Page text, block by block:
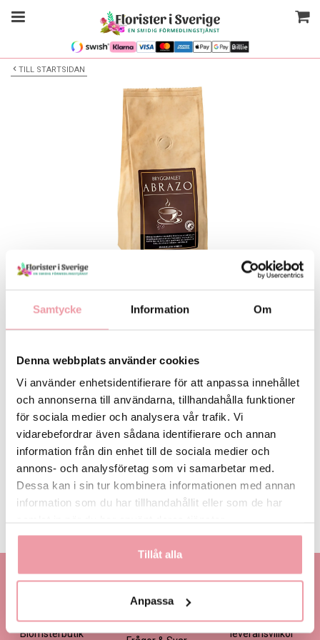
Samtycke Information Om
Denna webbplats använder cookies
Vi använder enhetsidentifierare för att anpassa innehållet
och annonserna till användarna, tillhandahålla funktioner
för sociala medier och analysera vår trafik. Vi
vidarebefordrar även sådana identifierare och annan
information från din enhet till de sociala medier och
annons- och analysföretag som vi samarbetar med.
Dessa kan i sin tur kombinera informationen med annan
information som du har tillhandahållit eller som de har
Tillåt alla
Anpassa
TILL STARTSIDAN
Välj alternativ
69 kr
LÄGG I VARUKORGEN
Produktinformation Läs mer
Kontakta oss
Ansökan -
Blomsterbutik
Information
Om oss
Om cookies
Handla
Köp- och
leveransvillkor